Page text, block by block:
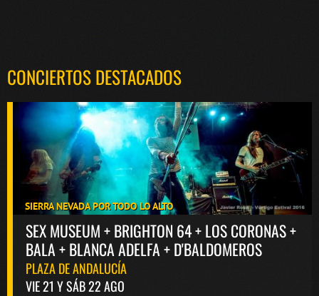
CONCIERTOS DESTACADOS
SIERRA NEVADA POR TODO LO ALTO
SEX MUSEUM + BRIGHTON 64 + LOS CORONAS +
BALA + BLANCA ADELFA + D'BALDOMEROS
PLAZA DE ANDALUCÍA
VIE 21 Y SÁB 22 AGO